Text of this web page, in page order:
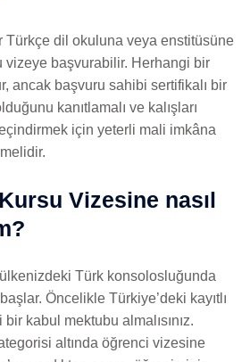
Türkçe dil okuluna veya enstitüsüne
vizeye başvurabilir. Herhangi bir
ancak başvuru sahibi sertifikalı bir
kanıtlamalı ve kalışları
için yeterli mali imkâna
Vizesine nasıl
Türk konsolosluğunda
Öncelikle Türkiye’deki kayıtlı
kabul mektubu almalısınız.
altında öğrenci vizesine